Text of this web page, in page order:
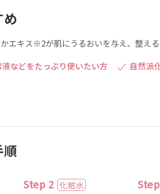
エキス※2が肌にうるおいを与え、整える
などをたっぷり使いたい方
自然派
順